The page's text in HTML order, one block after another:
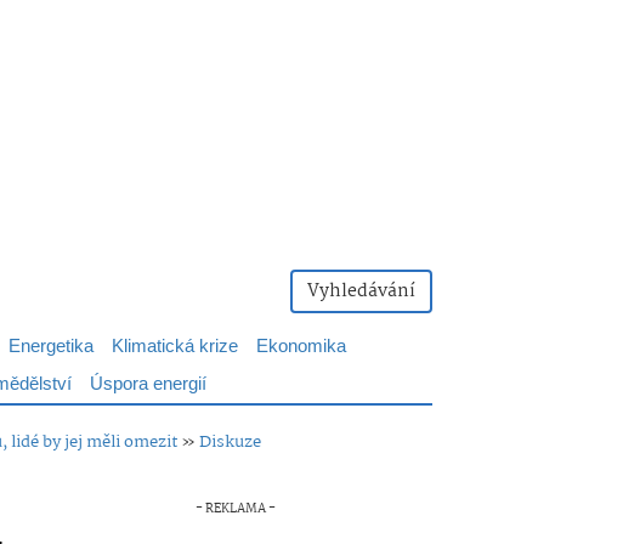
Vyhledávání
Energetika Klimatická krize
Ekonomika
Úspora energií
lidé by jej měli omezit»Diskuze